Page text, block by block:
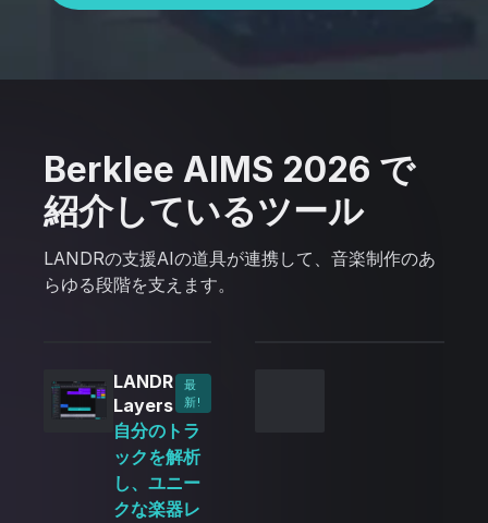
Berklee AIMS 2026 で
紹介しているツール
LANDRの支援AIの道具が連携して、音楽制作のあ
らゆる段階を支えます。
LANDR
Layers
最
新!
自分のトラ
ックを解析
し、ユニー
クな楽器レ